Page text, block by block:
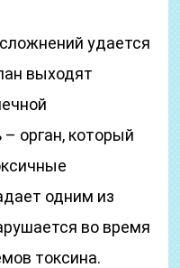
удается
выходят
орган, который
одним из
во время
токсина.